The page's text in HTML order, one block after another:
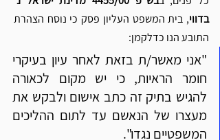
בדווי
התובע הנו כדלקמן:
המשפטיים נגדו".